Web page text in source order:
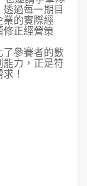
過每一期目
的實際經
正經營策
參賽者的數
力，正是符
！